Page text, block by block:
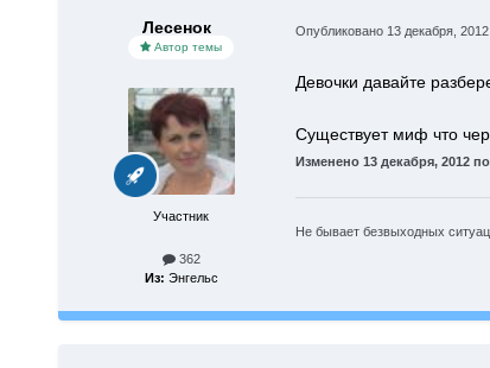
Лесенок
Автор темы
Участник
362
Из: Энгельс
Опубликовано 13 декабря, 2012
Девочки давайте
Существует миф что
Изменено 13 декабря, 2012
Не бывает безвыходных